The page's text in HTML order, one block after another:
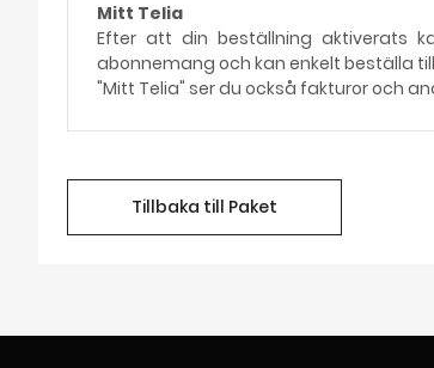
Mitt Telia
Efter att din beställning aktiverats
abonnemang och kan enkelt beställa
"Mitt Telia" ser du också fakturor och
Tillbaka till Paket